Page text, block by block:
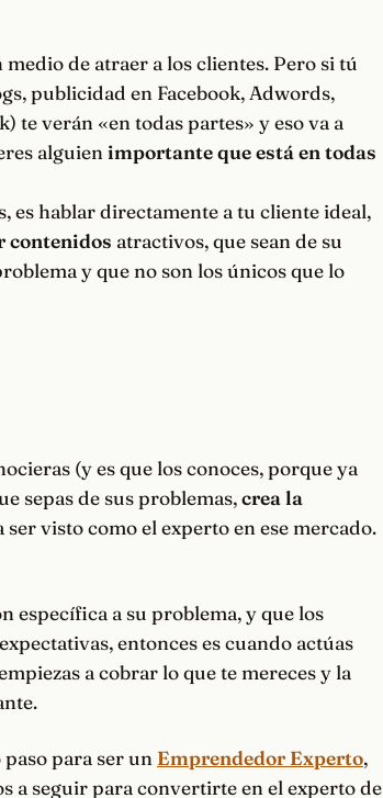
de atraer a los clientes. Pero si tú
publicidad en Facebook, Adwords,
te verán «en todas partes» y eso va a
alguien importante que está en todas
es hablar directamente a tu cliente ideal,
contenidos atractivos, que sean de su
y que no son los únicos que lo
(y es que los conoces, porque ya
sepas de sus problemas,crea la
visto como el experto en ese mercado.
específica a su problema, y que los
entonces es cuando actúas
a cobrar lo que te mereces y la
para ser un Emprendedor Experto,
a seguir para convertirte en el experto de